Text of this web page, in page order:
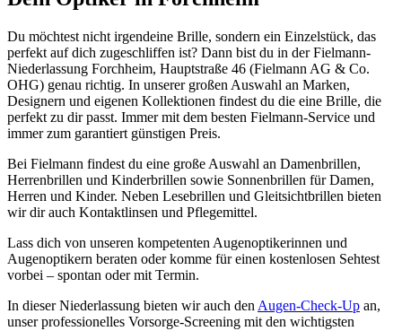
Du möchtest nicht irgendeine Brille, sondern ein Einzelstück, das
perfekt auf dich zugeschliffen ist? Dann bist du in der Fielmann-
Niederlassung Forchheim, Hauptstraße 46 (Fielmann AG & Co.
OHG) genau richtig. In unserer großen Auswahl an Marken,
Designern und eigenen Kollektionen findest du die eine Brille, die
perfekt zu dir passt. Immer mit dem besten Fielmann-Service und
immer zum garantiert günstigen Preis.
Bei Fielmann findest du eine große Auswahl an Damenbrillen,
Herrenbrillen und Kinderbrillen sowie Sonnenbrillen für Damen,
Herren und Kinder. Neben Lesebrillen und Gleitsichtbrillen bieten
wir dir auch Kontaktlinsen und Pflegemittel.
Lass dich von unseren kompetenten Augenoptikerinnen und
Augenoptikern beraten oder komme für einen kostenlosen Sehtest
vorbei – spontan oder mit Termin.
In dieser Niederlassung bieten wir auch den Augen-Check-Up an,
unser professionelles Vorsorge-Screening mit den wichtigsten